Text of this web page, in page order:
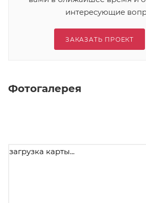
интересующие
ЗАКАЗАТЬ ПРОЕКТ
Фотогалерея
загрузка карты...